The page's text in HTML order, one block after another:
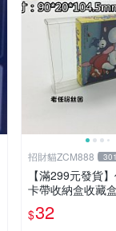
招財貓ZCM888 301
【滿299元發貨
卡帶收納盒收藏
盒 gameboy正版
日版
$32